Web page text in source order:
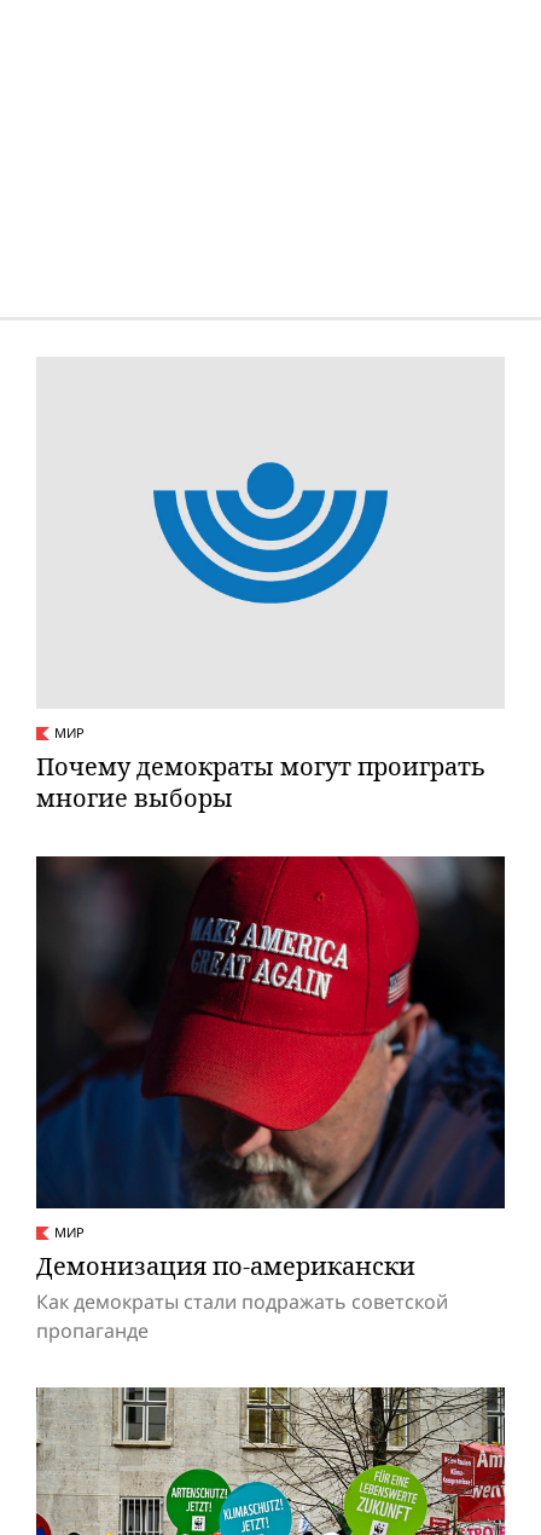
МИР
Почему демократы могут проиграть
многиe выборы
МИР
Демонизация по-американски
Как демократы стали подражать советской
пропаганде